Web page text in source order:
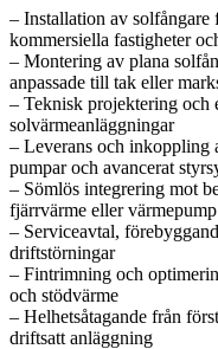
– Installation av solfångare
kommersiella fastigheter
– Montering av plana
anpassade till tak eller
– Teknisk projektering och
solvärmeanläggningar
– Leverans och inkoppling
pumpar och avancerat
– Sömlös integrering mot
fjärrvärme eller värmepump
– Serviceavtal,
driftstörningar
– Fintrimning och
och stödvärme
– Helhetsåtagande från
driftsatt anläggning